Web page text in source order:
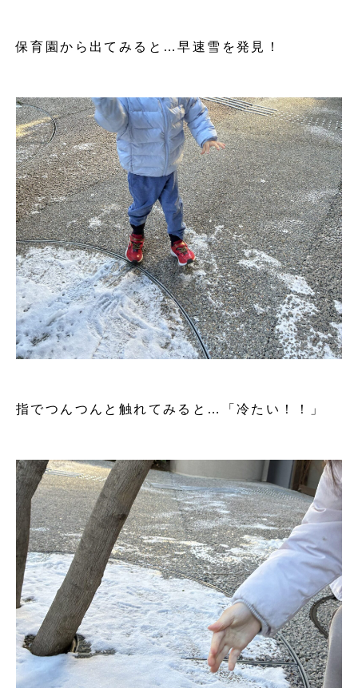
保育園から出てみると…早速雪を発見！
指でつんつんと触れてみると…「冷たい！！」